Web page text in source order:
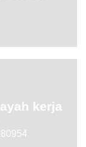
kerja